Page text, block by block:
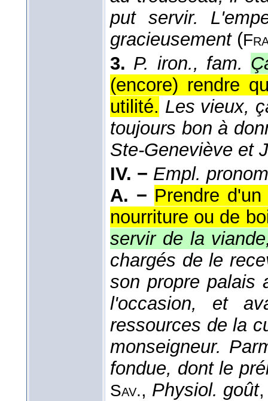
put servir.
gracieusement(
3. P. iron., fam.
(encore) rendre
utilité. Les vieux,
toujours bon à
Ste-Geneviève et
IV. − Empl.
A. − Prendre
nourriture ou de
servir de la
chargés de le
son propre palais
l'occasion, et
ressources de la
monseigneur.
fondue, dont le
Sav., Physiol. goût,